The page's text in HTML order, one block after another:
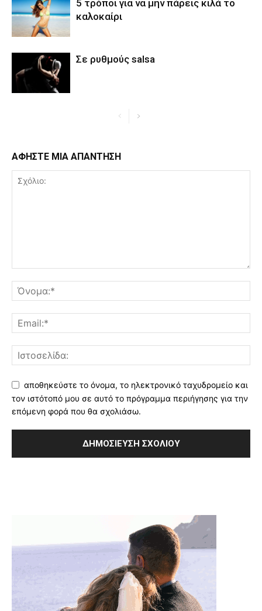
5 τρόποι για να μην πάρεις κιλά το
καλοκαίρι
Σε ρυθμούς salsa
ΑΦΗΣΤΕ ΜΙΑ ΑΠΑΝΤΗΣΗ
αποθηκεύστε το όνομα, το ηλεκτρονικό ταχυδρομείο και
τον ιστότοπό μου σε αυτό το πρόγραμμα περιήγησης για την
επόμενη φορά που θα σχολιάσω.